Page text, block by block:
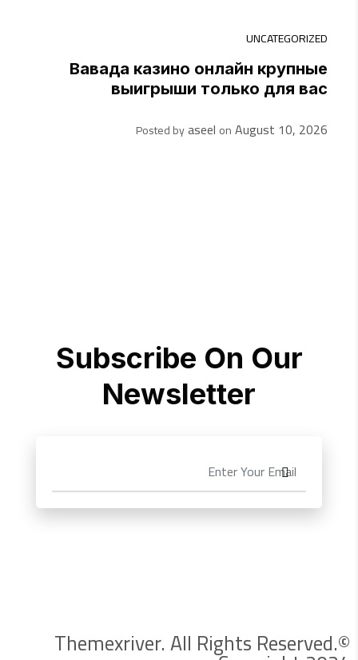
UNCATEGORIZED
Вавада казино онлайн крупные
выигрыши только для вас
Posted byaseel onAugust 10, 2026
Subscribe On Our
Newsletter
Themexriver. All Rights Reserved.©